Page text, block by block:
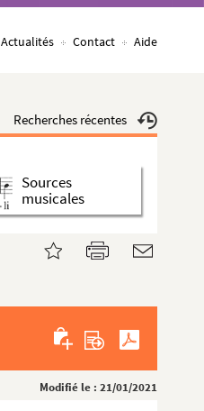
Actualités Contact Aide
Recherches récentes
Sources
musicales
Modifié le : 21/01/2021